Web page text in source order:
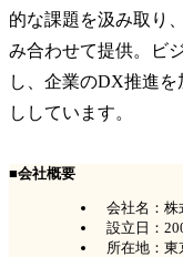
的な課題を汲み取り
み合わせて提供。ビ
し、企業のDX推進
ししています。
■会社概要
会社名：株
設立日：
所在地：東